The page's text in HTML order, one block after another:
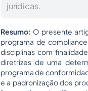
jurídicas.
Resumo: O presente
programa de
disciplinas com
diretrizes de uma
programa de
e a padronização dos